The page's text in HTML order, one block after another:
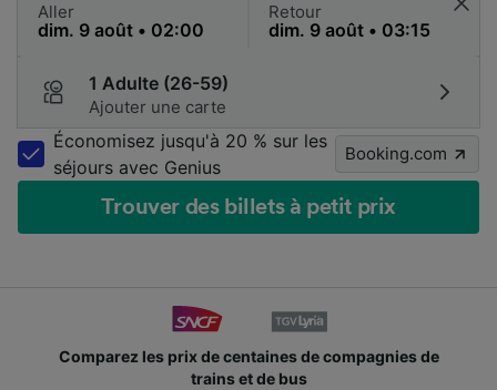
Aller Retour
1 Adulte (26-59)
Ajouter une carte
Économisez jusqu'à 20 % sur les
séjours avec Genius
Booking.com
Trouver des billets à petit prix
Des millions de voyageurs nous utilisent chaque jour